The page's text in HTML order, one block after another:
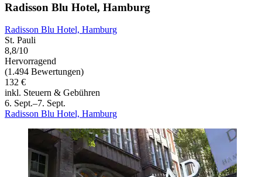
Radisson Blu Hotel, Hamburg
Radisson Blu Hotel, Hamburg
St. Pauli
8,8/10
Hervorragend
(1.494 Bewertungen)
132 €
inkl. Steuern & Gebühren
6. Sept.–7. Sept.
Radisson Blu Hotel, Hamburg